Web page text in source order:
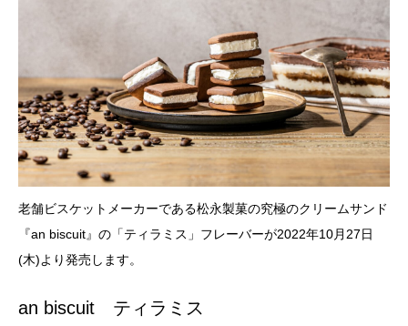
老舗ビスケットメーカーである松永製菓の究極のクリームサンド
『an biscuit』の「ティラミス」フレーバーが2022年10月27日
(木)より発売します。
an biscuit ティラミス